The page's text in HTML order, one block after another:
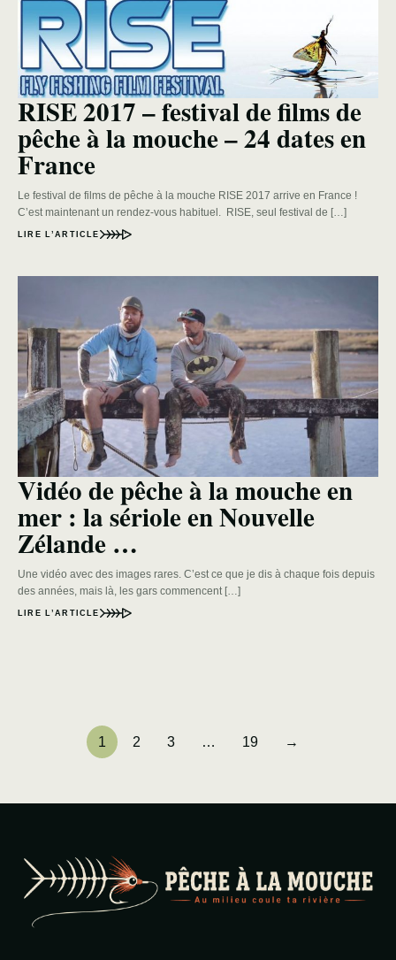
RISE 2017 – festival de films de
pêche à la mouche – 24 dates en
France
Le festival de films de pêche à la mouche RISE 2017 arrive en France !
C’est maintenant un rendez-vous habituel. RISE, seul festival de […]
LIRE L’ARTICLE
Vidéo de pêche à la mouche en
mer : la sériole en Nouvelle
Zélande …
Une vidéo avec des images rares. C’est ce que je dis à chaque fois depuis
des années, mais là, les gars commencent […]
LIRE L’ARTICLE
1 2 3 … 19 →